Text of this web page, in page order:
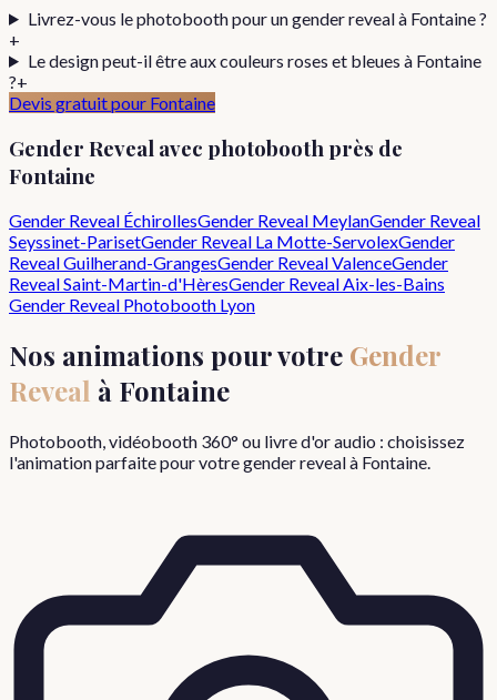
Livrez-vous le photobooth pour un gender reveal à Fontaine ?
+
Le design peut-il être aux couleurs roses et bleues à Fontaine
?+
Devis gratuit pour Fontaine
Gender Reveal avec photobooth près de
Fontaine
Gender Reveal ÉchirollesGender Reveal MeylanGender Reveal
Seyssinet-ParisetGender Reveal La Motte-ServolexGender
RevealGuilherand-GrangesGender RevealValenceGender
RevealSaint-Martin-d'HèresGender RevealAix-les-Bains
Gender Reveal Photobooth Lyon
Nos animations pour votre Gender
Reveal à Fontaine
Photobooth, vidéobooth 360° ou livre d'or audio : choisissez
l'animation parfaite pour votregender revealà Fontaine.